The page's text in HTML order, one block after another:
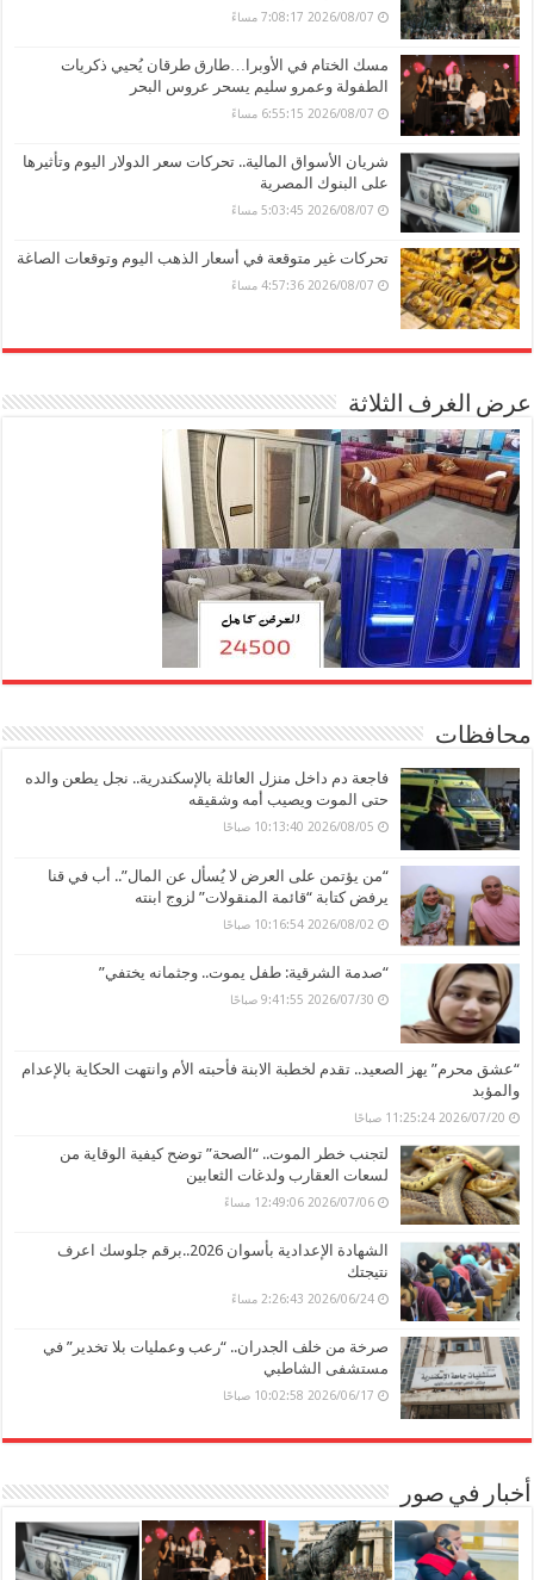
2026/08/07 7:08:17 مساءً
مسك الختام في الأوبرا…طارق طرقان يُحيي ذكريات
الطفولة وعمرو سليم يسحر عروس البحر
2026/08/07 6:55:15 مساءً
شريان الأسواق المالية.. تحركات سعر الدولار اليوم وتأثيرها
على البنوك المصرية
2026/08/07 5:03:45 مساءً
تحركات غير متوقعة في أسعار الذهب اليوم وتوقعات الصاغة
2026/08/07 4:57:36 مساءً
عرض الغرف الثلاثة
محافظات
فاجعة دم داخل منزل العائلة بالإسكندرية.. نجل يطعن والده
حتى الموت ويصيب أمه وشقيقه
2026/08/05 10:13:40 صباحًا
“من يؤتمن على العرض لا يُسأل عن المال”.. أب في قنا
يرفض كتابة “قائمة المنقولات” لزوج ابنته
2026/08/02 10:16:54 صباحًا
“صدمة الشرقية: طفل يموت.. وجثمانه يختفي”
2026/07/30 9:41:55 صباحًا
“عشق محرم” يهز الصعيد.. تقدم لخطبة الابنة فأحبته الأم وانتهت الحكاية بالإعدام
والمؤبد
2026/07/20 11:25:24 صباحًا
لتجنب خطر الموت.. “الصحة” توضح كيفية الوقاية من
لسعات العقارب ولدغات الثعابين
2026/07/06 12:49:06 مساءً
الشهادة الإعدادية بأسوان 2026..برقم جلوسك اعرف
نتيجتك
2026/06/24 2:26:43 مساءً
صرخة من خلف الجدران.. “رعب وعمليات بلا تخدير” في
مستشفى الشاطبي
2026/06/17 10:02:58 صباحًا
أخبار في صور